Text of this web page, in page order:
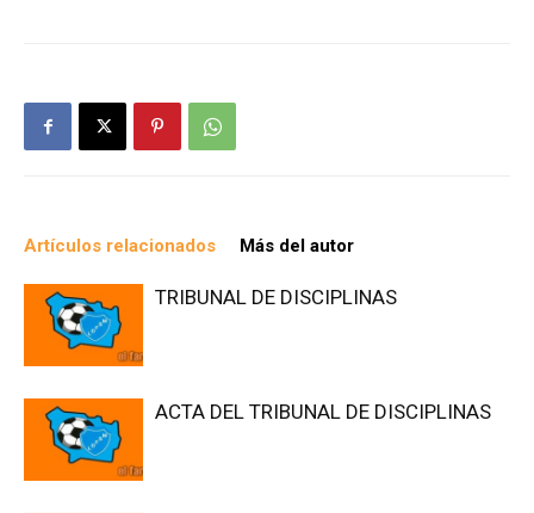
Artículos relacionados Más del autor
TRIBUNAL DE DISCIPLINAS
ACTA DEL TRIBUNAL DE DISCIPLINAS